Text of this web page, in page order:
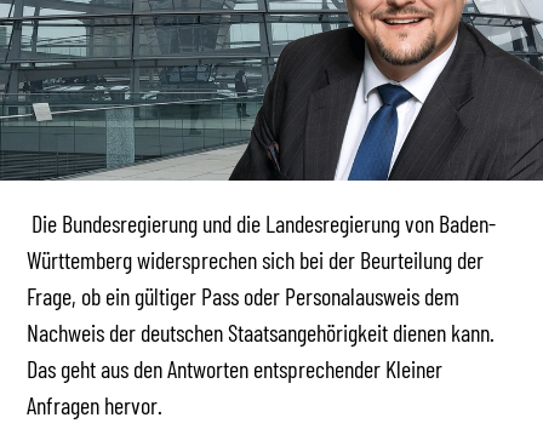
MEDIATHEK
Die Bundesregierung und die Landesregierung von Baden-
Württemberg widersprechen sich bei der Beurteilung der
Frage, ob ein gültiger Pass oder Personalausweis dem
Nachweis der deutschen Staatsangehörigkeit dienen kann.
Das geht aus den Antworten entsprechender Kleiner
Anfragen hervor.